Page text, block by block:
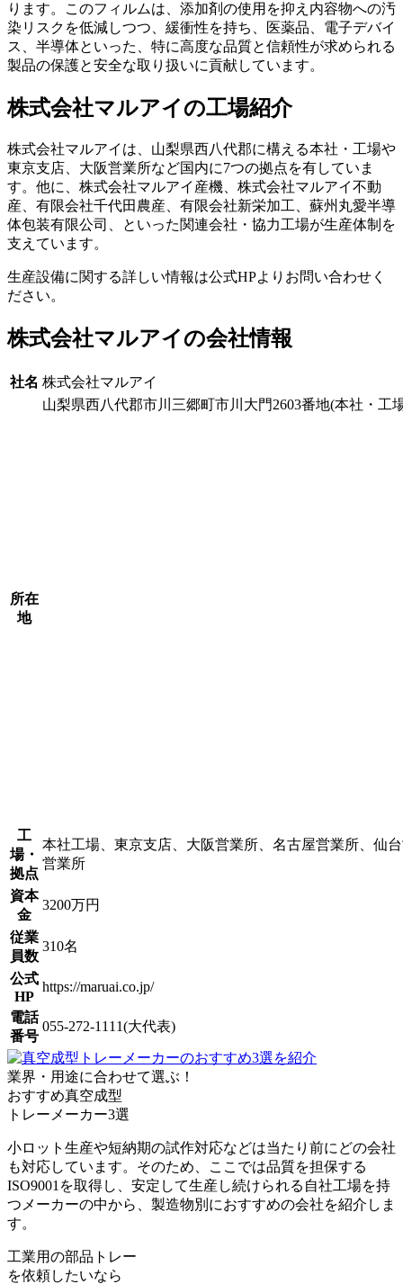
ります。このフィルムは、添加剤の使用を抑え内容物への汚
染リスクを低減しつつ、緩衝性を持ち、医薬品、電子デバイ
ス、半導体といった、特に高度な品質と信頼性が求められる
製品の保護と安全な取り扱いに貢献しています。
株式会社マルアイの工場紹介
株式会社マルアイは、山梨県西八代郡に構える本社・工場や
東京支店、大阪営業所など国内に7つの拠点を有していま
す。他に、株式会社マルアイ産機、株式会社マルアイ不動
産、有限会社千代田農産、有限会社新栄加工、蘇州丸愛半導
体包装有限公司、といった関連会社・協力工場が生産体制を
支えています。
生産設備に関する詳しい情報は公式HPよりお問い合わせく
ださい。
株式会社マルアイの会社情報
社名 株式会社マルアイ
所在
地
山梨県西八代郡市川三郷町市川大門2603番地(本社・工
工
場・
拠点
本社工場、東京支店、大阪営業所、名古屋営業所、仙
営業所
資本
金
3200万円
従業
員数
310名
公式
HP
https://maruai.co.jp/
電話
番号
055-272-1111(大代表)
業界・用途に合わせて選ぶ！
おすすめ真空成型
トレーメーカー3選
小ロット生産や短納期の試作対応などは当たり前にどの会社
も対応しています。そのため、ここでは品質を担保する
ISO9001を取得し、安定して生産し続けられる自社工場を持
つメーカーの中から、製造物別におすすめの会社を紹介しま
す。
工業用の部品トレー
を依頼したいなら